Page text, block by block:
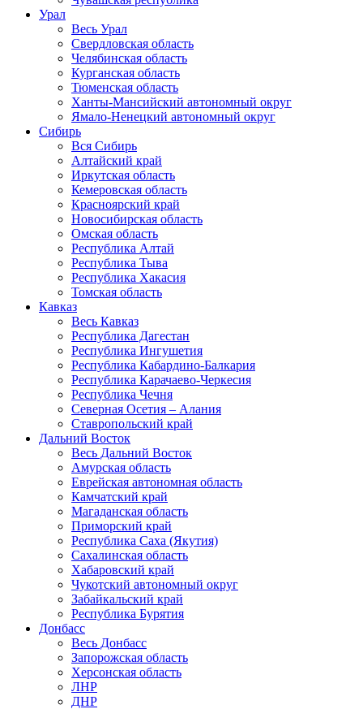
Урал
Весь Урал
Свердловская область
Челябинская область
Курганская область
Тюменская область
Ханты-Мансийский автономный округ
Ямало-Ненецкий автономный округ
Сибирь
Вся Сибирь
Алтайский край
Иркутская область
Кемеровская область
Красноярский край
Новосибирская область
Омская область
Республика Алтай
Республика Тыва
Республика Хакасия
Томская область
Кавказ
Весь Кавказ
Республика Дагестан
Республика Ингушетия
Республика Кабардино-Балкария
Республика Карачаево-Черкесия
Республика Чечня
Северная Осетия – Алания
Ставропольский край
Дальний Восток
Весь Дальний Восток
Амурская область
Еврейская автономная область
Камчатский край
Магаданская область
Приморский край
Республика Саха (Якутия)
Сахалинская область
Хабаровский край
Чукотский автономный округ
Забайкальский край
Республика Бурятия
Донбасс
Весь Донбасс
Запорожская область
Херсонская область
ЛНР
ДНР